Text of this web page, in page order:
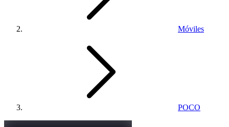
Móviles
POCO